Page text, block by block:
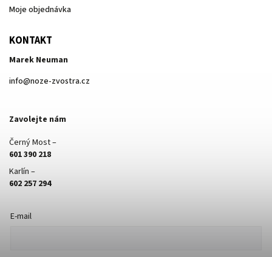
Moje objednávka
KONTAKT
Marek Neuman
info@noze-zvostra.cz
Zavolejte nám
Černý Most –
601 390 218
Karlín –
602 257 294
E-mail